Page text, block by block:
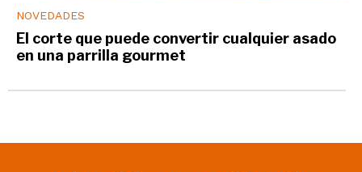
NOVEDADES
El corte que puede convertir cualquier asado
en una parrilla gourmet